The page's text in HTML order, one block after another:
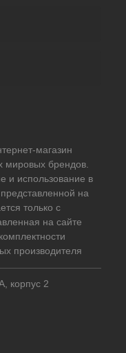
магазин
мировых брендов.
и использование в
на
только с
на сайте
производителя
корпус 2